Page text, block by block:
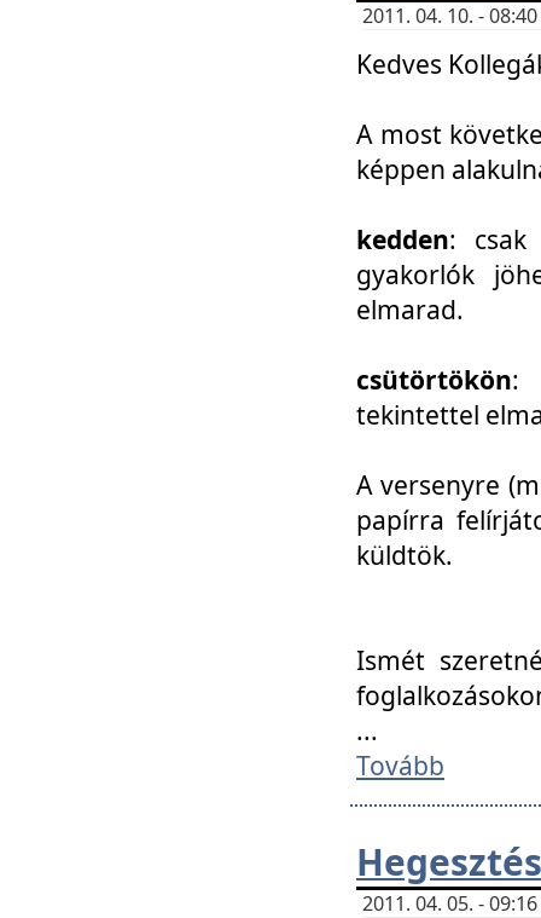
2011. 04. 10. -
Kedves
A most
képpen
kedden: csak
gyakorlók
elmarad.
csütörtökön:
tekintettel
A versenyre
papírra
küldtök.
Ismét
...
Tovább
2011. 04. 05. -